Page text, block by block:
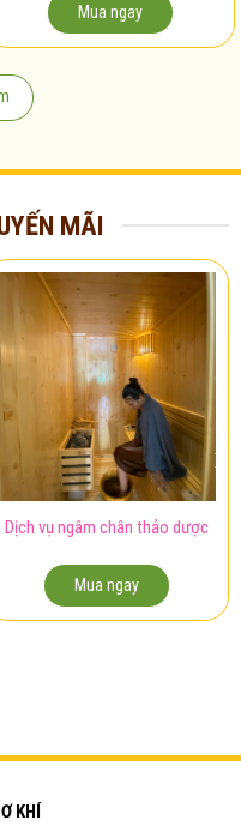
Mua ngay
MÃI
Dịch vụ ngâm chân thảo dược
Mua ngay
KHÍ